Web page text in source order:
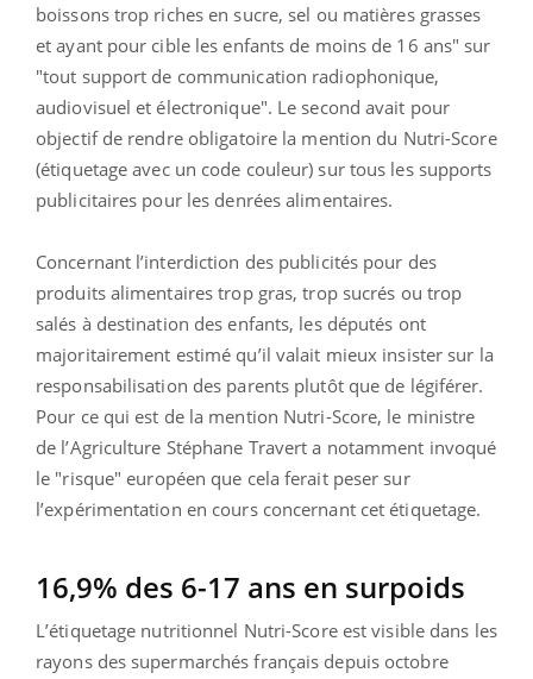
boissons trop riches en sucre, sel ou matières grasses
et ayant pour cible les enfants de moins de 16 ans" sur
"tout support de communication radiophonique,
audiovisuel et électronique". Le second avait pour
objectif de rendre obligatoire la mention du Nutri-Score
(étiquetage avec un code couleur) sur tous les supports
publicitaires pour les denrées alimentaires.
Concernant l’interdiction des publicités pour des
produits alimentaires trop gras, trop sucrés ou trop
salés à destination des enfants, les députés ont
majoritairement estimé qu’il valait mieux insister sur la
responsabilisation des parents plutôt que de légiférer.
Pour ce qui est de la mention Nutri-Score, le ministre
de l’Agriculture Stéphane Travert a notamment invoqué
le "risque" européen que cela ferait peser sur
l’expérimentation en cours concernant cet étiquetage.
16,9% des 6-17 ans en surpoids
L’étiquetage nutritionnel Nutri-Score est visible dans les
rayons des supermarchés français depuis octobre